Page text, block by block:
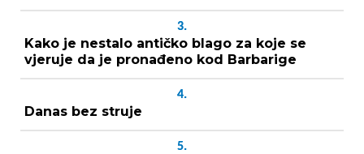
3.
Kako je nestalo antičko blago za koje se
vjeruje da je pronađeno kod Barbarige
4.
Danas bez struje
5.